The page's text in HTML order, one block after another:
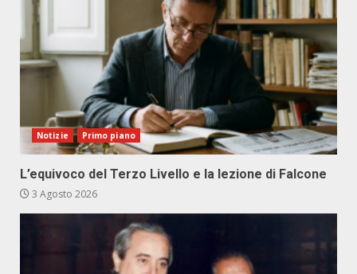
Notizie Primo piano
L’equivoco del Terzo Livello e la lezione di Falcone
3 Agosto 2026